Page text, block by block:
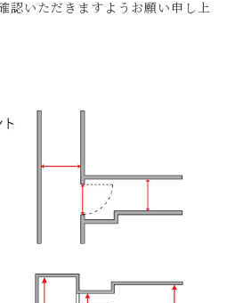
認いただきますようお願い申し上